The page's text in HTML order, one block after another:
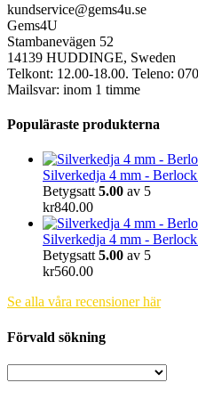
kundservice@gems4u.se
Gems4U
Stambanevägen 52
14139 HUDDINGE, Sweden
Telkont: 12.00-18.00. Teleno:
Mailsvar: inom 1 timme
Populäraste produkterna
Silverkedja 4 mm -
Betygsatt 5.00 av 5
kr840.00
Silverkedja 4 mm -
Betygsatt 5.00 av 5
kr560.00
Se alla våra recensioner här
Förvald sökning